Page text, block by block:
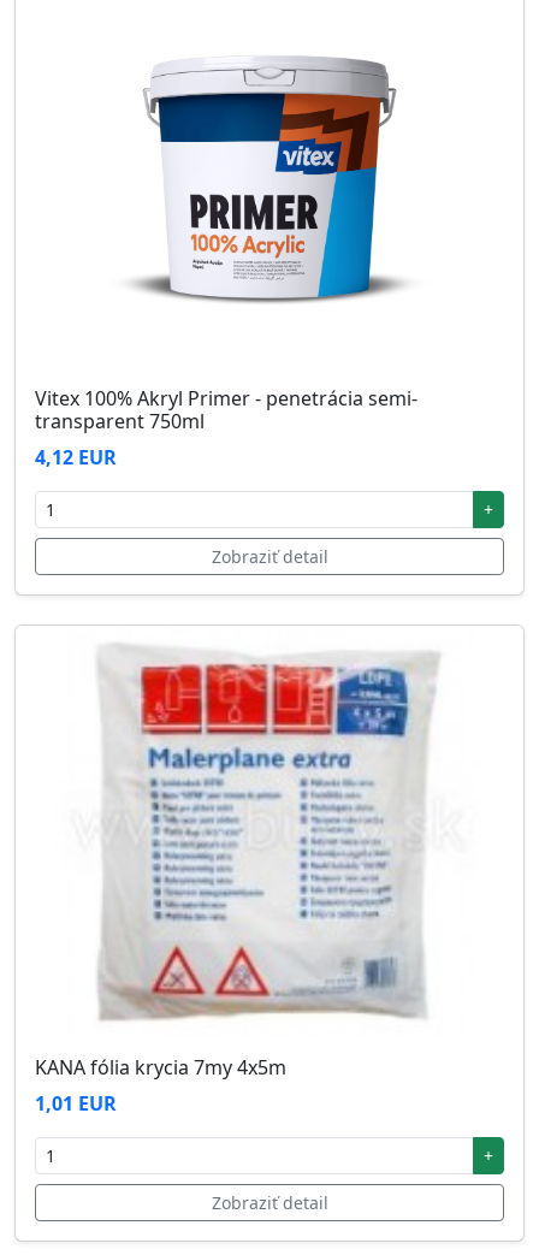
Vitex 100% Akryl Primer - penetrácia semi-
transparent 750ml
4,12 EUR
+
Zobraziť detail
KANA fólia krycia 7my 4x5m
1,01 EUR
+
Zobraziť detail